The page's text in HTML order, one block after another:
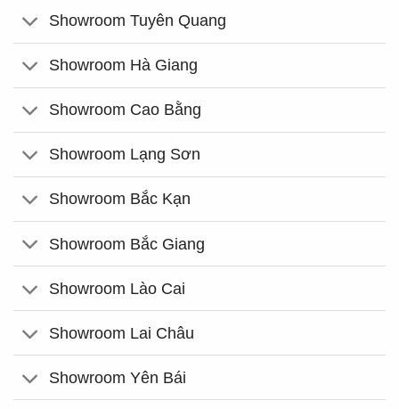
Showroom Tuyên Quang
Showroom Hà Giang
Showroom Cao Bằng
Showroom Lạng Sơn
Showroom Bắc Kạn
Showroom Bắc Giang
Showroom Lào Cai
Showroom Lai Châu
Showroom Yên Bái